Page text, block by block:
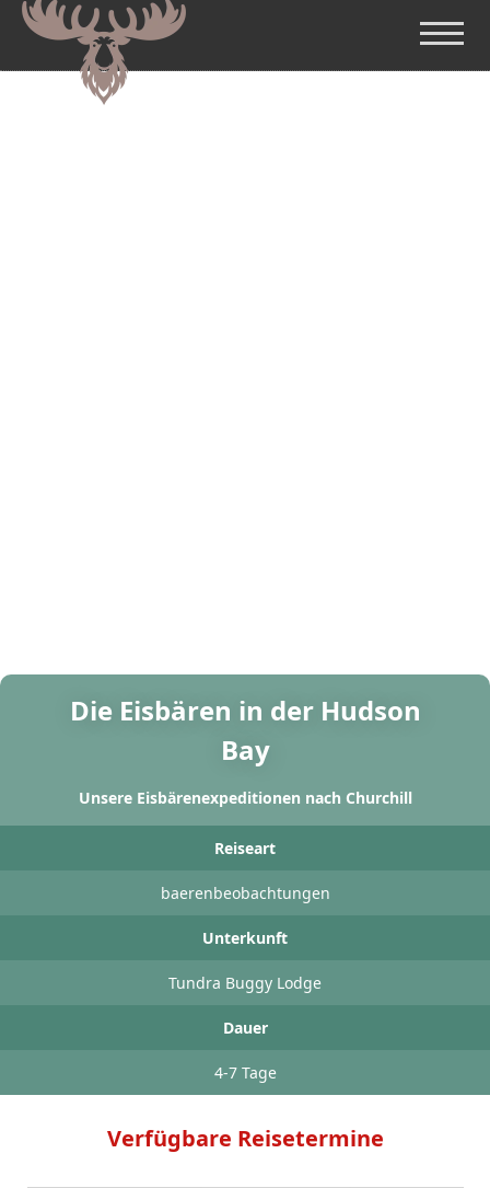
Die Eisbären in der Hudson
Bay
Unsere Eisbärenexpeditionen nach Churchill
Reiseart
baerenbeobachtungen
Unterkunft
Tundra Buggy Lodge
Dauer
4-7 Tage
Verfügbare Reisetermine